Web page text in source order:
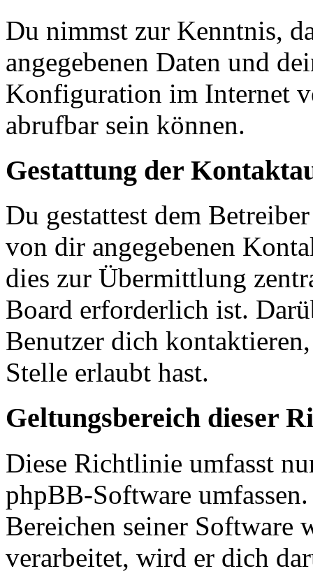
Du nimmst zur Kenntnis,
angegebenen Daten und
Konfiguration im Internet
abrufbar sein können.
Gestattung der
Du gestattest dem
von dir angegebenen
dies zur Übermittlung
Board erforderlich ist.
Benutzer dich
Stelle erlaubt hast.
Geltungsbereich dieser
Diese Richtlinie umfasst
phpBB-Software
Bereichen seiner Software
verarbeitet, wird er dich